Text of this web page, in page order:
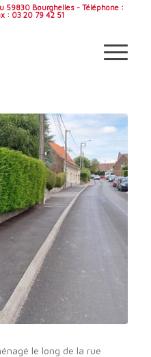
59830 Bourghelles - Téléphone :
: 03 20 79 42 51
le long de la rue